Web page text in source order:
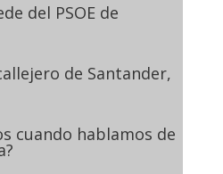
del PSOE de
de Santander,
cuando hablamos de